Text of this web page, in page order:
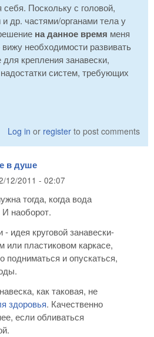
Поскольку с головой,
др. частями/органами тела у
на данное время меня
необходимости развивать
крепления занавески,
систем, требующих
Log in or register to post comments
в душе
12/2011 - 02:07
тогда, когда вода
И наоборот.
- идея круговой занавески-
или пластиковом каркасе,
подниматься и опускаться,
как таковая, не
здоровья. Качественно
если обливаться